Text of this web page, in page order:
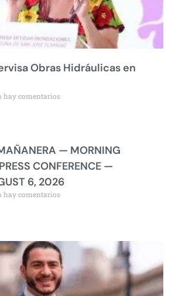
Obras Hidráulicas en
hay comentarios
— MORNING
CONFERENCE —
6, 2026
hay comentarios